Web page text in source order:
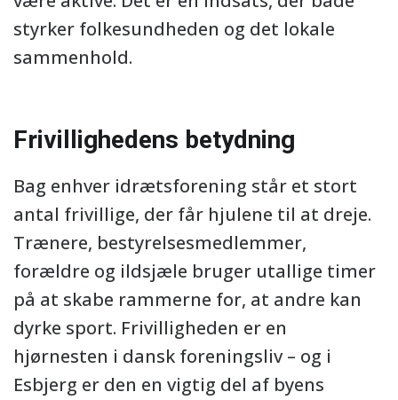
styrker folkesundheden og det lokale
sammenhold.
Frivillighedens betydning
Bag enhver idrætsforening står et stort
antal frivillige, der får hjulene til at dreje.
Trænere, bestyrelsesmedlemmer,
forældre og ildsjæle bruger utallige timer
på at skabe rammerne for, at andre kan
dyrke sport. Frivilligheden er en
hjørnesten i dansk foreningsliv – og i
Esbjerg er den en vigtig del af byens